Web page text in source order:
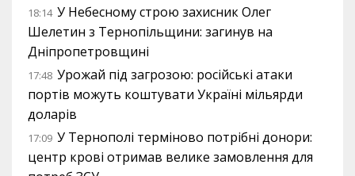
18:14 У Небесному строю захисник Олег
Шелетин з Тернопільщини: загинув на
Дніпропетровщині
17:48 Урожай під загрозою: російські атаки
портів можуть коштувати Україні мільярди
доларів
17:09 У Тернополі терміново потрібні донори:
центр крові отримав велике замовлення для